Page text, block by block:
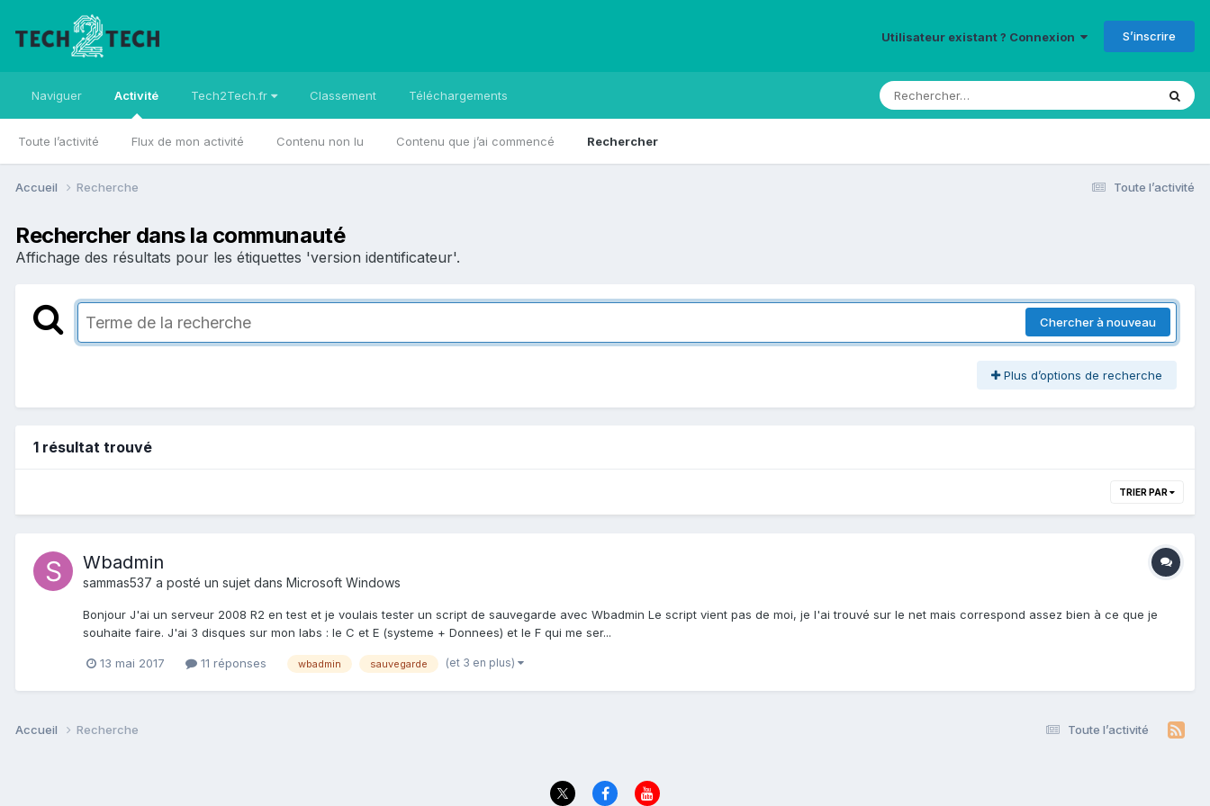
Utilisateur existant ? Connexion S’inscrire
Naviguer Activité
Toute l’activité Flux de mon activité Contenu non lu Contenu que j’ai commencé Rechercher
Tech2Tech.fr Classement Téléchargements
Toute l’activité
Accueil Recherche
Rechercher dans la communauté
Affichage des résultats pour les étiquettes 'version identificateur'.
Chercher à nouveau
Plus d’options de recherche
1 résultat trouvé
TRIER PAR
Wbadmin
sammas537 a posté un sujet dans Microsoft Windows
Bonjour J'ai un serveur 2008 R2 en test et je voulais tester un script de sauvegarde avec Wbadmin Le script vient pas de moi, je l'ai trouvé sur le net mais correspond assez bien à ce que je
souhaite faire. J'ai 3 disques sur mon labs : le C et E (systeme + Donnees) et le F qui me ser...
13 mai 2017 11 réponses wbadmin sauvegarde (et 3 en plus)
Toute l’activité
Accueil Recherche